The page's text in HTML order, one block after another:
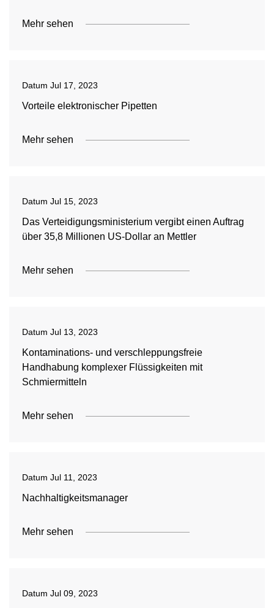
Mehr sehen
Datum Jul 17, 2023
Vorteile elektronischer Pipetten
Mehr sehen
Datum Jul 15, 2023
Das Verteidigungsministerium vergibt einen Auftrag
über 35,8 Millionen US-Dollar an Mettler
Mehr sehen
Datum Jul 13, 2023
Kontaminations- und verschleppungsfreie
Handhabung komplexer Flüssigkeiten mit
Schmiermitteln
Mehr sehen
Datum Jul 11, 2023
Nachhaltigkeitsmanager
Mehr sehen
Datum Jul 09, 2023